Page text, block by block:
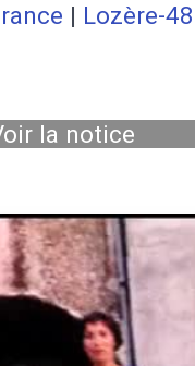
| Lozère-48
la notice